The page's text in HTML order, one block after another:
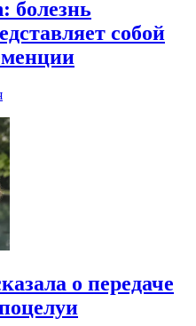
болезнь
собой
о передаче